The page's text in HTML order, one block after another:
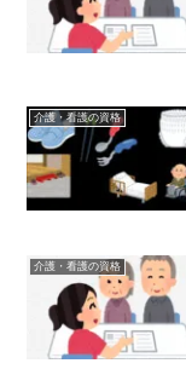
介護・看護の資格
介護・看護の資格